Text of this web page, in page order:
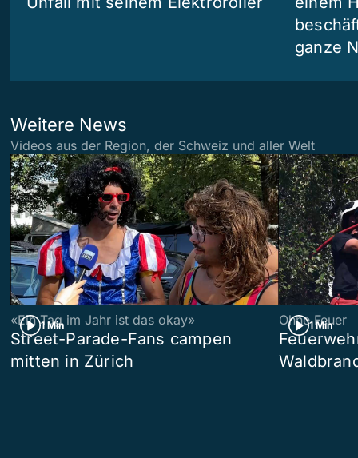
ganze
Weitere News
Videos aus der Region, der Schweiz und aller Welt
1 Min
«Ein Tag im Jahr ist das okay»
Street-Parade-Fans campen
mitten in Zürich
1 Min
Ohne Feuer